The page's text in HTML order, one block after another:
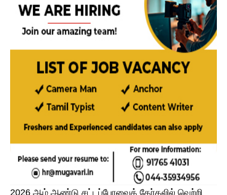
2026 ஆம் ஆண்டு சட்டப்பேரவைத் தேர்தலில் வெற்றி